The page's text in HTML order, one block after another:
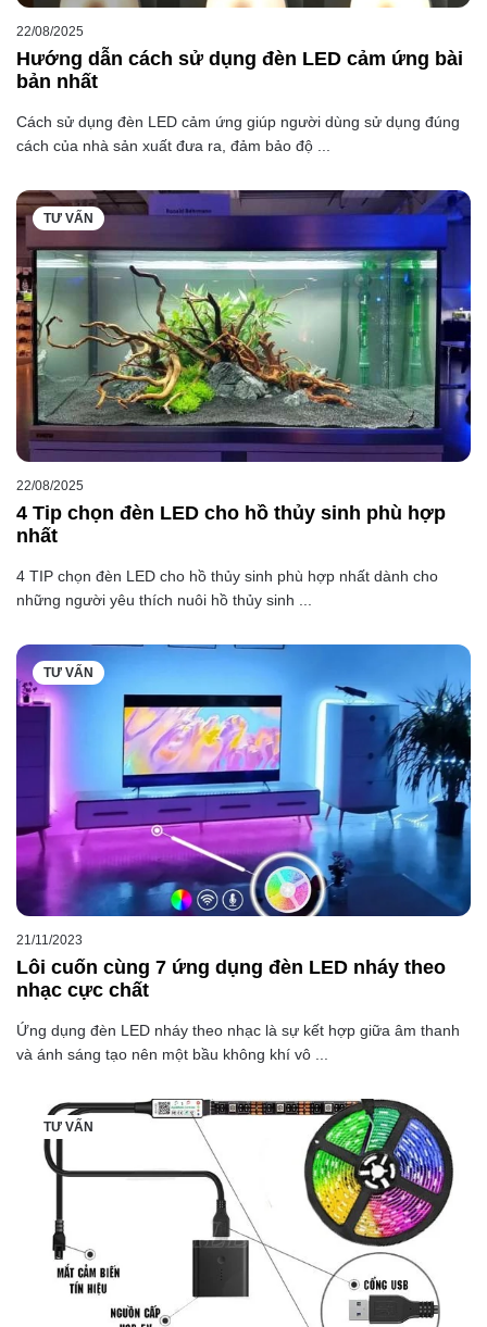
22/08/2025
Hướng dẫn cách sử dụng đèn LED cảm ứng bài
bản nhất
Cách sử dụng đèn LED cảm ứng giúp người dùng sử dụng đúng
cách của nhà sản xuất đưa ra, đảm bảo độ ...
TƯ VẤN
22/08/2025
4 Tip chọn đèn LED cho hồ thủy sinh phù hợp
nhất
4 TIP chọn đèn LED cho hồ thủy sinh phù hợp nhất dành cho
những người yêu thích nuôi hồ thủy sinh ...
TƯ VẤN
21/11/2023
Lôi cuốn cùng 7 ứng dụng đèn LED nháy theo
nhạc cực chất
Ứng dụng đèn LED nháy theo nhạc là sự kết hợp giữa âm thanh
và ánh sáng tạo nên một bầu không khí vô ...
TƯ VẤN